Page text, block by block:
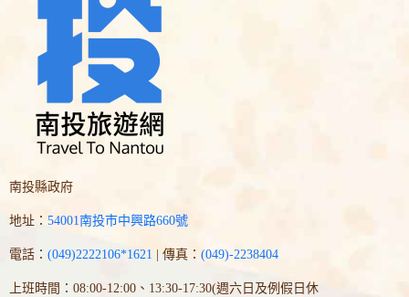
南投縣政府
地址： 54001南投市中興路660號
電話： (049)2222106*1621 | 傳真： (049)-2238404
上班時間：08:00-12:00、13:30-17:30(週六日及例假日休